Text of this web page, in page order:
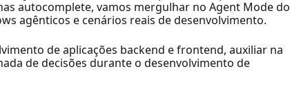
autocomplete, vamos mergulhar no Agent Mode do
agênticos e cenários reais de desenvolvimento.
de aplicações backend e frontend, auxiliar na
de decisões durante o desenvolvimento de